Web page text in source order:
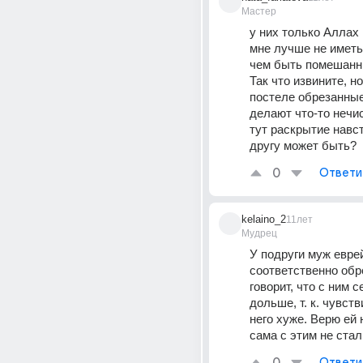
Мастер
у них только Аллах
мне лучше не
чем быть
Так что извините,
постеле
делают что-то
тут раскрытие
другу может быть?
0
kelaino_2
Мудрец
11лет
У подруги муж
соответственно
говорит, что с ним
дольше, т. к.
него хуже. Верю ей
сама с этим не